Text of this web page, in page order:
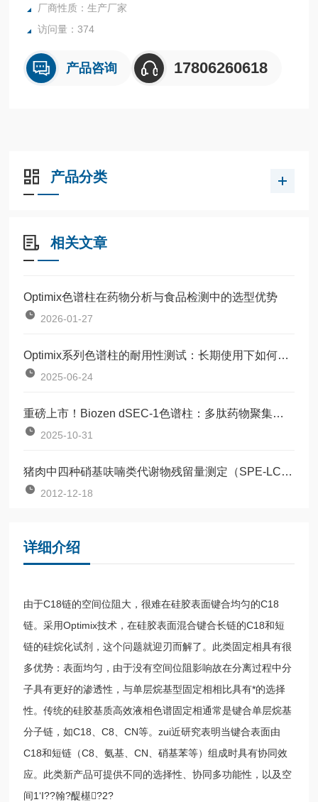
厂商性质：生产厂家
访问量：374
产品咨询 17806260618
产品分类
相关文章
Optimix色谱柱在药物分析与食品检测中的选型优势
2026-01-27
Optimix系列色谱柱的耐用性测试：长期使用下如何保持柱效稳定？
2025-06-24
重磅上市！Biozen dSEC-1色谱柱：多肽药物聚集体分析的 “更优解决方案”
2025-10-31
猪肉中四种硝基呋喃类代谢物残留量测定（SPE-LC/MS/MS）-依国标
2012-12-18
详细介绍
由于C18链的空间位阻大，很难在硅胶表面键合均匀的C18
链。采用Optimix技术，在硅胶表面混合键合长链的C18和短
链的硅烷化试剂，这个问题就迎刃而解了。此类固定相具有很
多优势：表面均匀，由于没有空间位阻影响故在分离过程中分
子具有更好的渗透性，与单层烷基型固定相相比具有*的选择
性。传统的硅胶基质高效液相色谱固定相通常是键合单层烷基
分子链，如C18、C8、CN等。zui近研究表明当键合表面由
C18和短链（C8、氨基、CN、硝基苯等）组成时具有协同效
应。此类新产品可提供不同的选择性、协同多功能性，以及空
间1‘I??翰?醍樭?2?